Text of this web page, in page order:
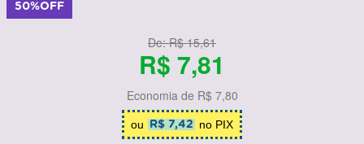
50%OFF
De:R$ 15,61
R$ 7,81
Economia de R$ 7,80
ou R$ 7,42 no PIX